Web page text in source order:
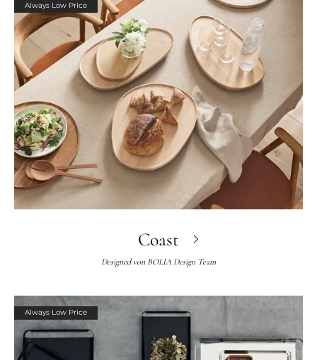
Always Low Price
Coast
Designed von BOLIA Design Team
Always Low Price